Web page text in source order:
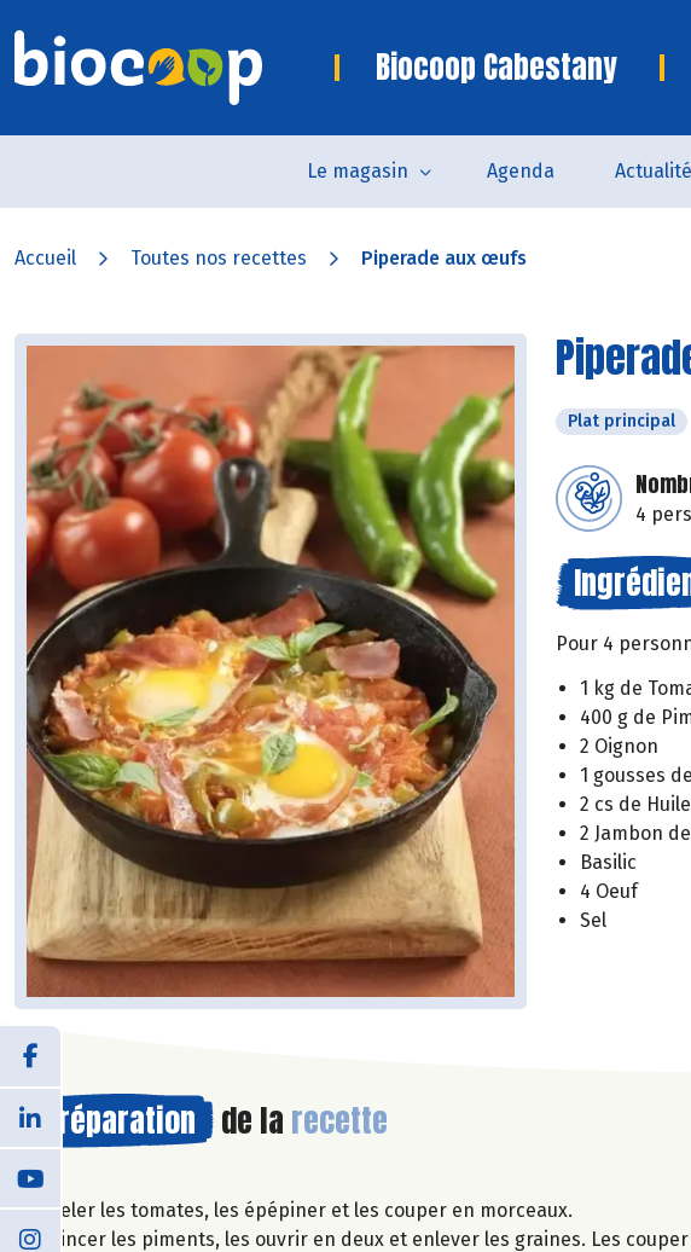
Biocoop Cabestany
Le magasin Agenda
Accueil Toutes nos recettes Piperade aux œufs
Plat principal
4
Pour 4
1 kg de
400 g de
2 Oignon
1 gousses
2 cs de
2 Jambon
Basilic
4 Oeuf
Sel
Préparation de la recette
Peler les tomates, les épépiner et les couper en morceaux.
Rincer les piments, les ouvrir en deux et enlever les graines. Les